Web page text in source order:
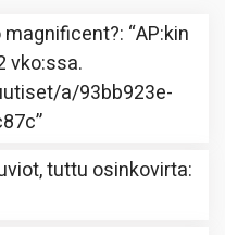
magnificent?: “AP:kin
vko:ssa.
a/93bb923e-
”
tuttu osinkovirta: